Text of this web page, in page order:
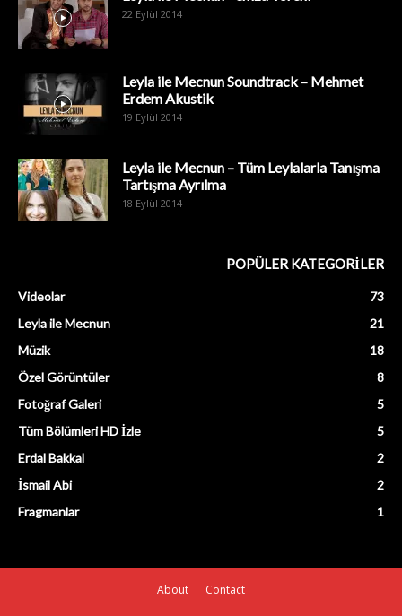
22 Eylül 2014
Leyla ile Mecnun Soundtrack – Mehmet
Erdem Akustik
19 Eylül 2014
Leyla ile Mecnun – Tüm Leylalarla Tanışma
Tartışma Ayrılma
18 Eylül 2014
POPÜLER KATEGORİLER
Videolar
73
Leyla ile Mecnun
21
Müzik
18
Özel Görüntüler
8
Fotoğraf Galeri
5
Tüm Bölümleri HD İzle
5
Erdal Bakkal
2
İsmail Abi
2
Fragmanlar
1
About Contact